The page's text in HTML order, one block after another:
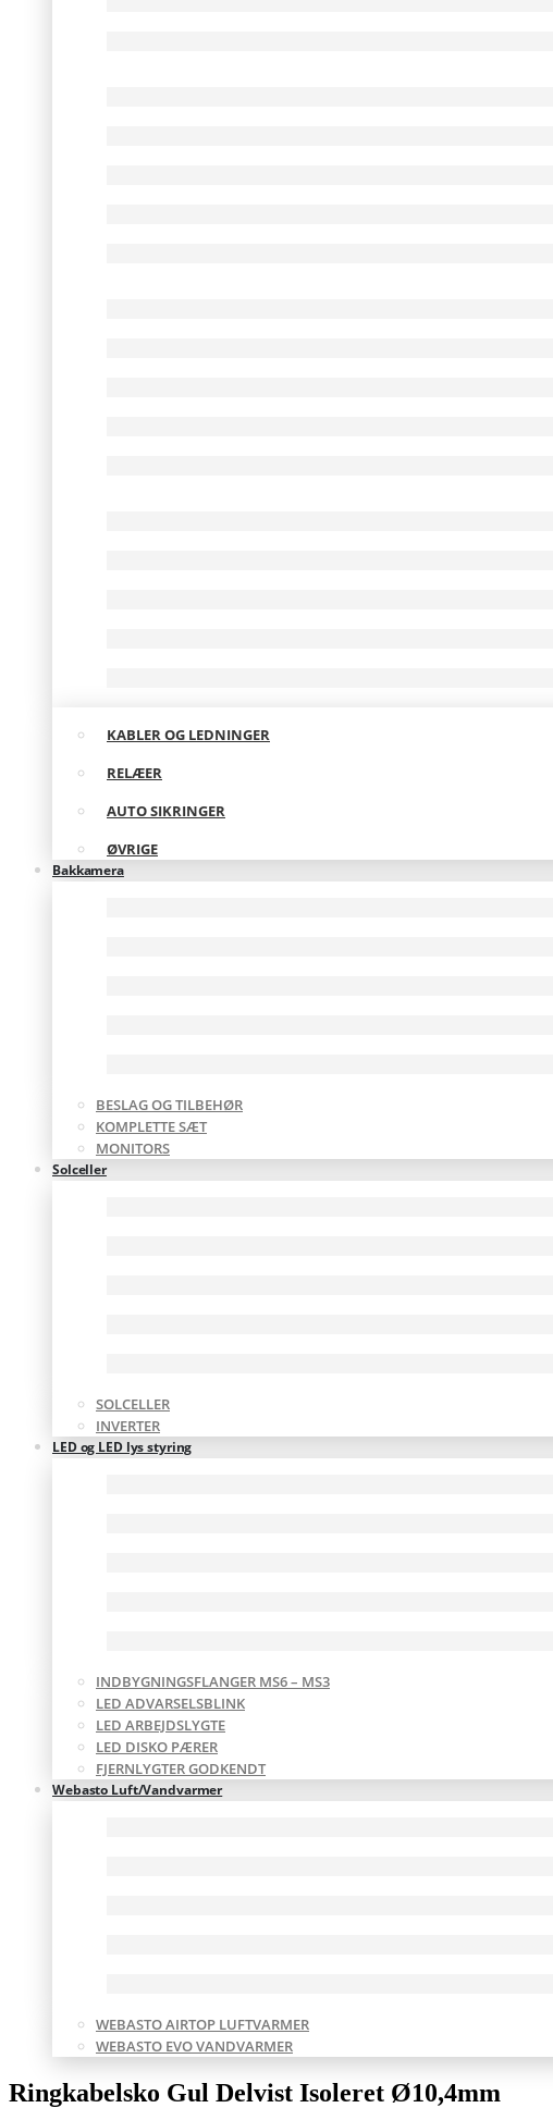
KABLER OG LEDNINGER
RELÆER
AUTO SIKRINGER
ØVRIGE
Bakkamera
BESLAG OG TILBEHØR
KOMPLETTE SÆT
MONITORS
Solceller
SOLCELLER
INVERTER
LED og LED lys styring
INDBYGNINGSFLANGER MS6 – MS3
LED ADVARSELSBLINK
LED ARBEJDSLYGTE
LED DISKO PÆRER
FJERNLYGTER GODKENDT
Webasto Luft/Vandvarmer
WEBASTO AIRTOP LUFTVARMER
WEBASTO EVO VANDVARMER
Ringkabelsko Gul Delvist Isoleret Ø10,4mm